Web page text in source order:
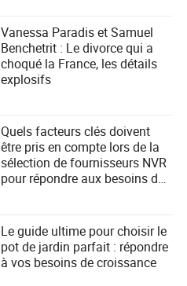
Vanessa Paradis et Samuel
Benchetrit : Le divorce qui a
choqué la France, les détails
explosifs
Quels facteurs clés doivent
être pris en compte lors de la
sélection de fournisseurs NVR
pour répondre aux besoins des
Le guide ultime pour choisir le
pot de jardin parfait : répondre
à vos besoins de croissance